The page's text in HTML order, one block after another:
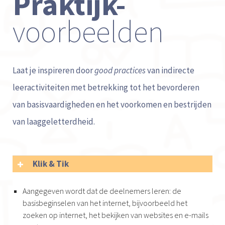
voorbeelden
Laat je inspireren doorgood practicesvan indirecte
leeractiviteiten met betrekking tot het bevorderen
van basisvaardigheden en het voorkomen en bestrijden
van laaggeletterdheid.
Klik & Tik

Aangegeven wordt dat de deelnemers leren: de
basisbeginselen van het internet, bijvoorbeeld het
zoeken op internet, het bekijken van websites en e-mails